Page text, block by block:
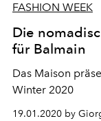
FASHION WEEK
Die
für Balmain
Das Maison
Winter 2020
19.01.2020 by